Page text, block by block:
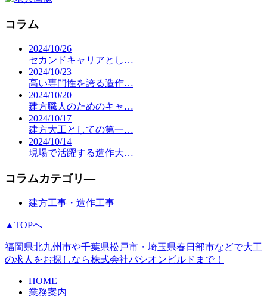
コラム
2024/10/26
セカンドキャリアとし…
2024/10/23
高い専門性を誇る造作…
2024/10/20
建方職人のためのキャ…
2024/10/17
建方大工としての第一…
2024/10/14
現場で活躍する造作大…
コラムカテゴリ―
建方工事・造作工事
▲TOPへ
福岡県北九州市や千葉県松戸市・埼玉県春日部市などで大工
の求人をお探しなら株式会社パシオンビルドまで！
HOME
業務案内